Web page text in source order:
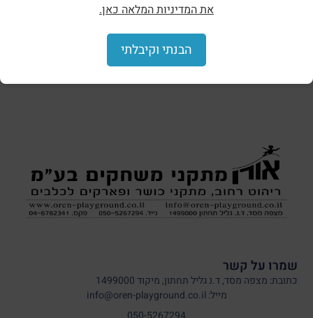
הצללות וסככות
שמרו על קשר
כתובת: מצפה מסד, ד.נ גליל תחתון, מיקוד 1499000
מייל: info@oren-playground.co.il
את המדיניות המלאה כאן.
הבנתי וקיבלתי